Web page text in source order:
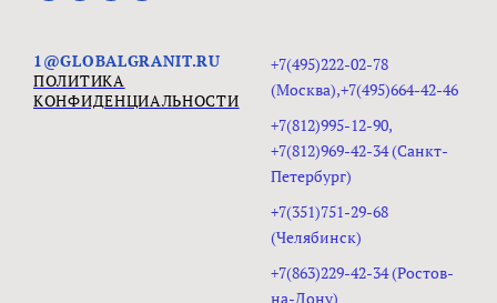
1@GLOBALGRANIT.RU
ПОЛИТИКА
КОНФИДЕНЦИАЛЬНОСТИ
+7(495)222-02-78
(Москва),+7(495)664-42-46
+7(812)995-12-90,
+7(812)969-42-34 (Санкт-
Петербург)
+7(351)751-29-68
(Челябинск)
+7(863)229-42-34 (Ростов-
на-Дону)